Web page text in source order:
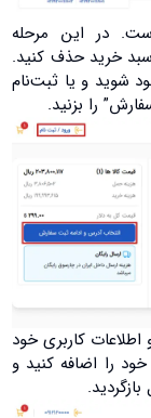
در این مرحله
سبد خرید حذف کنید.
شوید و یا ثبت‌نام
را بزنید.
کاربری خود
را اضافه کنید و